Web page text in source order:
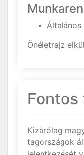
Általános
Önéletrajz
Fontos
Kizárólag
tagországok